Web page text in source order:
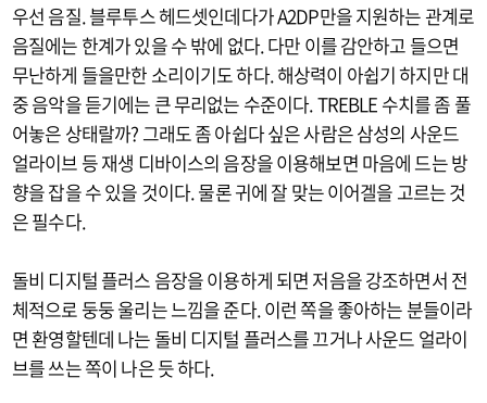
우선 음질. 블루투스 헤드셋인데다가 A2DP만을 지원하는 관계로
음질에는 한계가 있을 수 밖에 없다. 다만 이를 감안하고 들으면
무난하게 들을만한 소리이기도 하다. 해상력이 아쉽기 하지만 대
중 음악을 듣기에는 큰 무리없는 수준이다. TREBLE 수치를 좀 풀
어놓은 상태랄까? 그래도 좀 아쉽다 싶은 사람은 삼성의 사운드
얼라이브 등 재생 디바이스의 음장을 이용해보면 마음에 드는 방
향을 잡을 수 있을 것이다. 물론 귀에 잘 맞는 이어겔을 고르는 것
은 필수다.
돌비 디지털 플러스 음장을 이용하게 되면 저음을 강조하면서 전
체적으로 둥둥 울리는 느낌을 준다. 이런 쪽을 좋아하는 분들이라
면 환영할텐데 나는 돌비 디지털 플러스를 끄거나 사운드 얼라이
브를 쓰는 쪽이 나은 듯 하다.